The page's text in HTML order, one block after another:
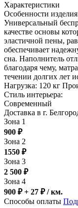
Характеристики
Особенности
Универсальный
качестве основы
эластичной пены,
обеспечивает
сна. Наполнитель
благодаря чему,
течении долгих лет
Нагрузка: 120 кг
Стиль интерьера:
Современный
Доставка в г.
Зона 1
900 ₽
Зона 2
1550 ₽
Зона 3
2 500 ₽
Зона 4
900 ₽ + 27 ₽/ км.
Способы оплаты